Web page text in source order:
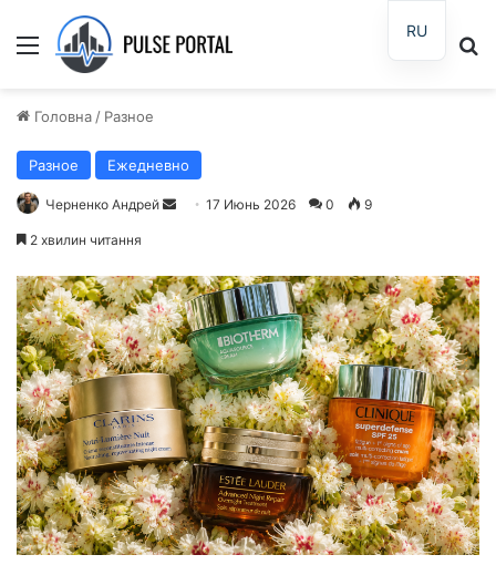
Меню
Головна / Разное
Разное Ежедневно
Черненко Андрей
р
а
в
и
т
ь
и
с
ь
м
17 Июнь 2026 0 9
2 хвилин читання
RU